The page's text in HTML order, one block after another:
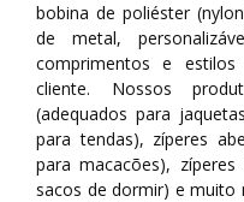
bobina de poliéster
de metal,
comprimentos e
cliente. Nossos
(adequados para
para tendas), zíperes
para macacões),
sacos de dormir) e muito